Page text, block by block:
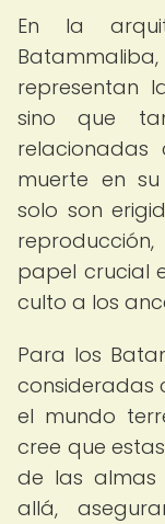
En la
representan
sino que
muerte en
solo son
papel crucial
culto a los
Para los
consideradas
el mundo
cree que
de las almas
allá,